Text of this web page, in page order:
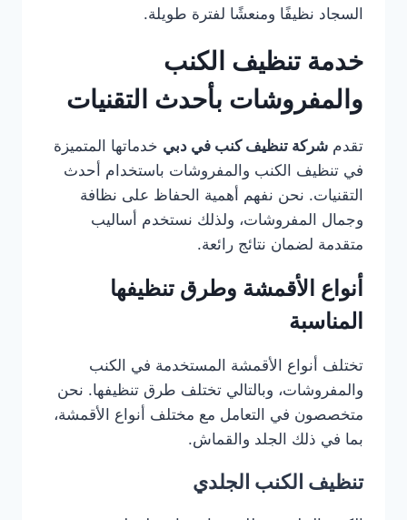
السجاد نظيفًا ومنعشًا لفترة طويلة.
خدمة تنظيف الكنب
والمفروشات بأحدث التقنيات
تقدم شركة تنظيف كنب في دبي خدماتها المتميزة
في تنظيف الكنب والمفروشات باستخدام أحدث
التقنيات. نحن نفهم أهمية الحفاظ على نظافة
وجمال المفروشات، ولذلك نستخدم أساليب
متقدمة لضمان نتائج رائعة.
أنواع الأقمشة وطرق تنظيفها
المناسبة
تختلف أنواع الأقمشة المستخدمة في الكنب
والمفروشات، وبالتالي تختلف طرق تنظيفها. نحن
متخصصون في التعامل مع مختلف أنواع الأقمشة،
بما في ذلك الجلد والقماش.
تنظيف الكنب الجلدي